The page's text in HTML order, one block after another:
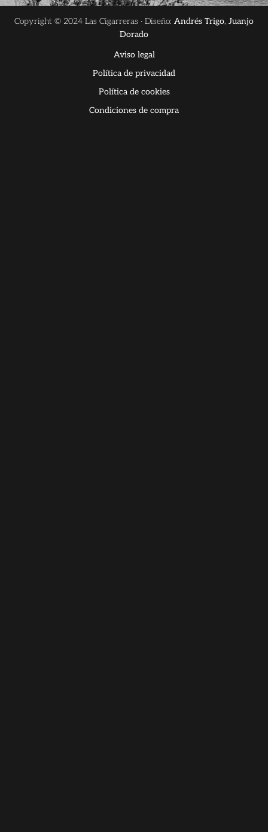
Copyright © 2024 Las Cigarreras · Diseño: Andrés Trigo, Juanjo
Dorado
Aviso legal
Política de privacidad
Política de cookies
Condiciones de compra